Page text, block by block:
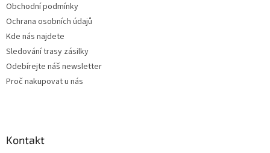
Obchodní podmínky
Ochrana osobních údajů
Kde nás najdete
Sledování trasy zásilky
Odebírejte náš newsletter
Proč nakupovat u nás
Kontakt